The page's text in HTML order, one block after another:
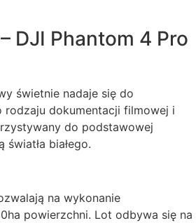
DJI Phantom 4 Pro
świetnie nadaje się do
rodzaju dokumentacji filmowej i
do podstawowej
białego.
na wykonanie
powierzchni. Lot odbywa się na